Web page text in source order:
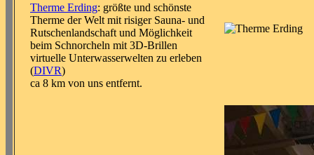
Therme Erding: größte und schönste
Therme der Welt mit risiger Sauna- und
Rutschenlandschaft und Möglichkeit
beim Schnorcheln mit 3D-Brillen
virtuelle Unterwasserwelten zu erleben
(DIVR)
ca 8 km von uns entfernt.